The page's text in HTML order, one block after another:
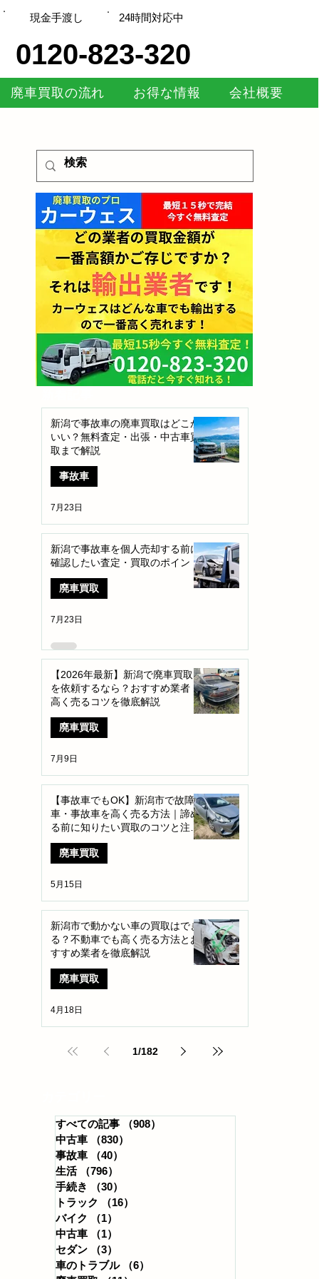
現金手渡し ​24時間対応中
0120-823-320
廃車買取の流れ お得な情報 会社概要
新潟で事故車の廃車買取はどこが
いい？無料査定・出張・中古車買
取まで解説
事故車
7月23日
新潟で事故車を個人売却する前に
確認したい査定・買取のポイント
廃車買取
7月23日
【2026年最新】新潟で廃車買取
を依頼するなら？おすすめ業者・
高く売るコツを徹底解説
廃車買取
7月9日
【事故車でもOK】新潟市で故障
車・事故車を高く売る方法｜諦め
る前に知りたい買取のコツと注意
点
廃車買取
5月15日
新潟市で動かない車の買取はでき
る？不動車でも高く売る方法とお
すすめ業者を徹底解説
廃車買取
4月18日
1/182
すべての記事 （908）
中古車
（830）
事故車
（40）
生活
（796）
手続き
（30）
トラック
（16）
バイク
（1）
中古車
（1）
セダン
（3）
車のトラブル
（6）